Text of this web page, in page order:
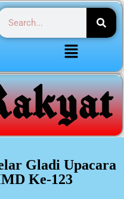
Gladi Upacara
Ke-123